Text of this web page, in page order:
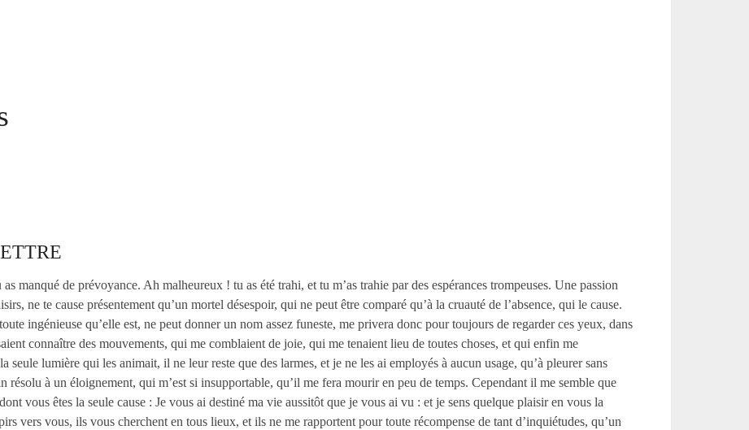
manqué de prévoyance. Ah malheureux ! tu as été trahi, et tu m’as trahie par des espérances trompeuses. Une passion
ne te cause présentement qu’un mortel désespoir, qui ne peut être comparé qu’à la cruauté de l’absence, qui le cause.
ingénieuse qu’elle est, ne peut donner un nom assez funeste, me privera donc pour toujours de regarder ces yeux, dans
connaître des mouvements, qui me comblaient de joie, qui me tenaient lieu de toutes choses, et qui enfin me
seule lumière qui les animait, il ne leur reste que des larmes, et je ne les ai employés à aucun usage, qu’à pleurer sans
résolu à un éloignement, qui m’est si insupportable, qu’il me fera mourir en peu de temps. Cependant il me semble que
vous êtes la seule cause : Je vous ai destiné ma vie aussitôt que je vous ai vu : et je sens quelque plaisir en vous la
vers vous, ils vous cherchent en tous lieux, et ils ne me rapportent pour toute récompense de tant d’inquiétudes, qu’un